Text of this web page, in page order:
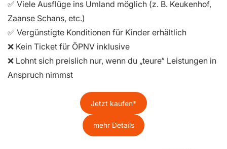
✅ Viele Ausflüge ins Umland möglich (z. B. Keukenhof,
Zaanse Schans, etc.)
✅ Vergünstigte Konditionen für Kinder erhältlich
❌ Kein Ticket für ÖPNV inklusive
❌ Lohnt sich preislich nur, wenn du „teure“ Leistungen in
Anspruch nimmst
Jetzt kaufen
mehr Details